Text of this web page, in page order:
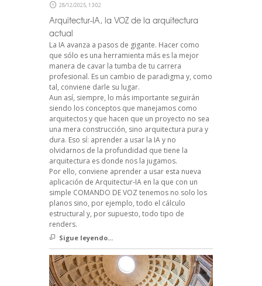
28/12/2025, 13:02
Arquitectur-IA, la VOZ de la arquitectura
actual
La IA avanza a pasos de gigante. Hacer como
que sólo es una herramienta más es la mejor
manera de cavar la tumba de tu carrera
profesional. Es un cambio de paradigma y, como
tal, conviene darle su lugar.
Aun así, siempre, lo más importante seguirán
siendo los conceptos que manejamos como
arquitectos y que hacen que un proyecto no sea
una mera construcción, sino arquitectura pura y
dura. Eso sí: aprender a usar la IA y no
olvidarnos de la profundidad que tiene la
arquitectura es donde nos la jugamos.
Por ello, conviene aprender a usar esta nueva
aplicación de Arquitectur-IA en la que con un
simple COMANDO DE VOZ tenemos no solo los
planos sino, por ejemplo, todo el cálculo
estructural y, por supuesto, todo tipo de
renders.
Sigue leyendo...